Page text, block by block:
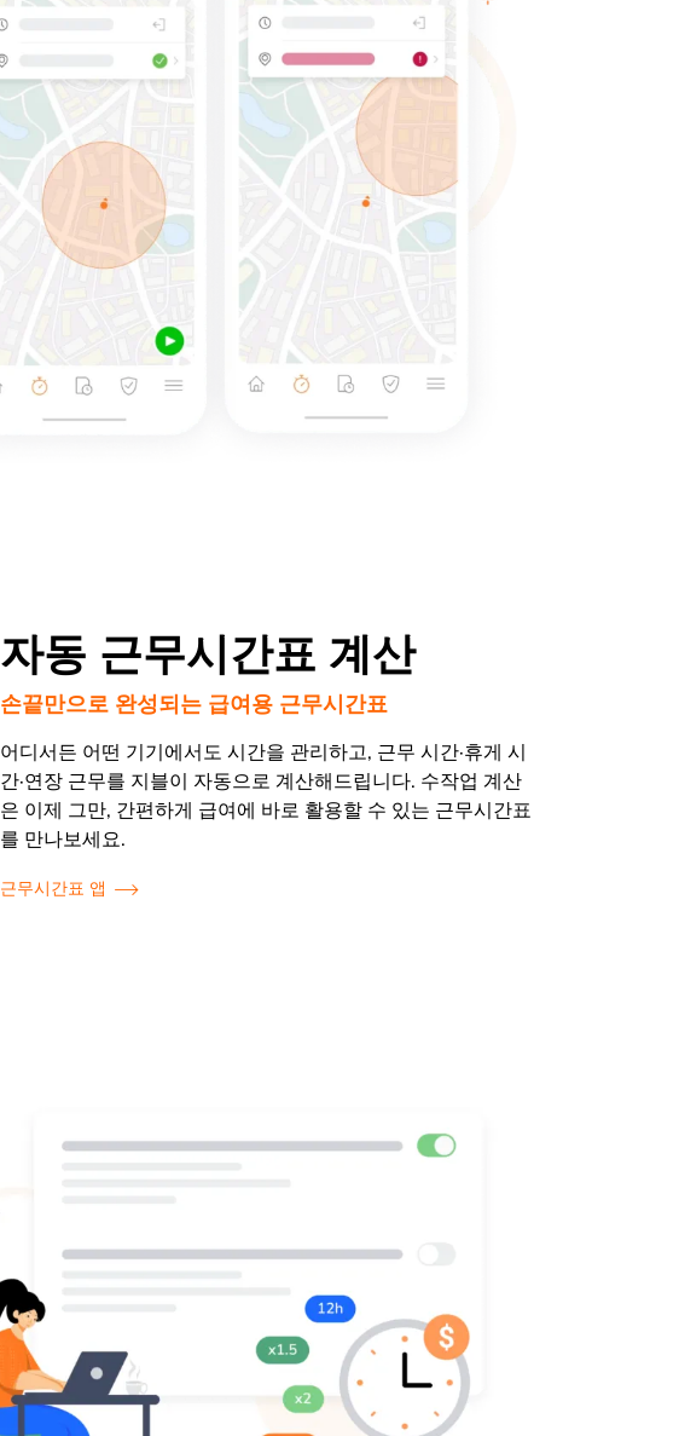
자동 근무시간표 계산
손끝만으로 완성되는 급여용 근무시간표
어디서든 어떤 기기에서도 시간을 관리하고, 근무 시간·휴게 시
간·연장 근무를 지블이 자동으로 계산해드립니다. 수작업 계산
은 이제 그만, 간편하게 급여에 바로 활용할 수 있는 근무시간표
를 만나보세요.
근무시간표 앱